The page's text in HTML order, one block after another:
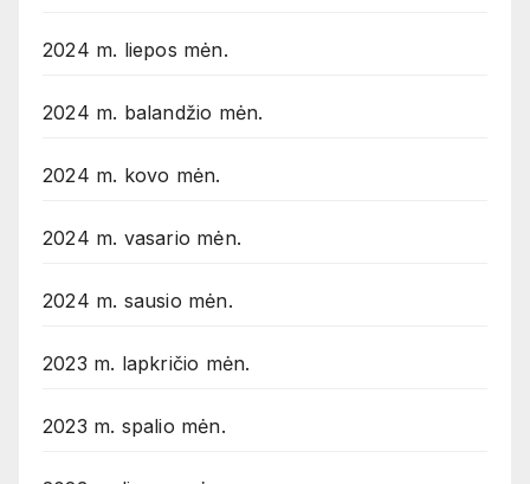
2024 m. liepos mėn.
2024 m. balandžio mėn.
2024 m. kovo mėn.
2024 m. vasario mėn.
2024 m. sausio mėn.
2023 m. lapkričio mėn.
2023 m. spalio mėn.